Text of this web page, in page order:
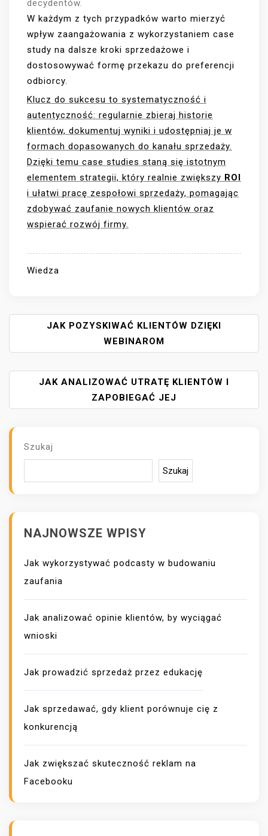
decydentów.
W każdym z tych przypadków warto mierzyć
wpływ zaangażowania z wykorzystaniem case
study na dalsze kroki sprzedażowe i
dostosowywać formę przekazu do preferencji
odbiorcy.
Klucz do sukcesu to systematyczność i
autentyczność: regularnie zbieraj historie
klientów, dokumentuj wyniki i udostępniaj je w
formach dopasowanych do kanału sprzedaży.
Dzięki temu case studies staną się istotnym
elementem strategii, który realnie zwiększy ROI
i ułatwi pracę zespołowi sprzedaży, pomagając
zdobywać zaufanie nowych klientów oraz
wspierać rozwój firmy.
Wiedza
W
I
C
J
W
U
JAK POZYSKIWAĆ KLIENTÓW DZIĘKI
WEBINAROM
JAK ANALIZOWAĆ UTRATĘ KLIENTÓW I
ZAPOBIEGAĆ JEJ
Szukaj
Szukaj
NAJNOWSZE WPISY
Jak wykorzystywać podcasty w budowaniu
zaufania
Jak analizować opinie klientów, by wyciągać
wnioski
Jak prowadzić sprzedaż przez edukację
Jak sprzedawać, gdy klient porównuje cię z
konkurencją
Jak zwiększać skuteczność reklam na
Facebooku